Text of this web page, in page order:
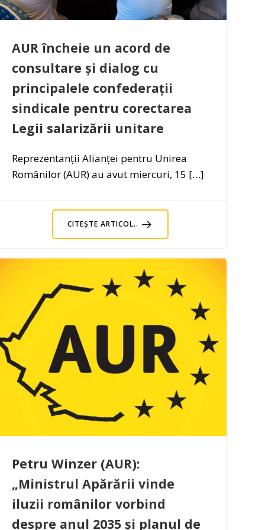
AUR încheie un acord de
consultare și dialog cu
principalele confederații
sindicale pentru corectarea
Legii salarizării unitare
Reprezentanții Alianței pentru Unirea
Românilor (AUR) au avut miercuri, 15 […]
CITEȘTE ARTICOL..
Petru Winzer (AUR):
„Ministrul Apărării vinde
iluzii românilor vorbind
despre anul 2035 și planul de